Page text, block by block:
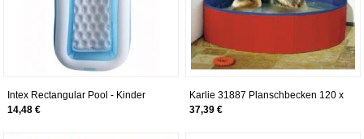
Intex Rectangular Pool - Kinder
Aufstellpool - Planschbecken - 166
14,48 €
Karlie 31887 Planschbecken 120 x
30 cm, rot/blau
37,39 €